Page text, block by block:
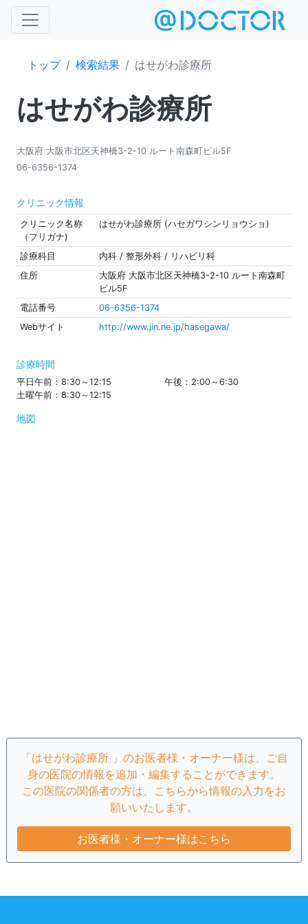
トップ 検索結果 はせがわ診療所
はせがわ診療所
大阪府 大阪市北区天神橋3-2-10 ルート南森町ビル5F
06-6356-1374
クリニック情報
クリニック名称
（フリガナ)
はせがわ診療所 (ハセガワシンリョウショ)
診療科目
内科 / 整形外科 / リハビリ科
住所
大阪府 大阪市北区天神橋3-2-10 ルート南森町
ビル5F
電話番号
06-6356-1374
Webサイト
http://www.jin.ne.jp/hasegawa/
診療時間
平日午前：8:30～12:15
午後：2:00～6:30
土曜午前：8:30～12:15
地図
「はせがわ診療所 」のお医者様・オーナー様は、ご自
身の医院の情報を追加・編集することができます。
この医院の関係者の方は、こちらから情報の入力をお
願いいたします。
お医者様・オーナー様はこちら